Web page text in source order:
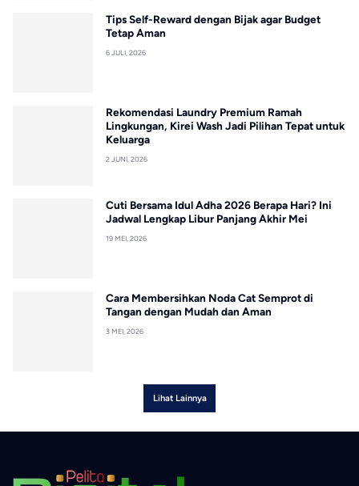
Tips Self-Reward dengan Bijak agar Budget
Tetap Aman
6 JULI, 2026
Rekomendasi Laundry Premium Ramah
Lingkungan, Kirei Wash Jadi Pilihan Tepat untuk
Keluarga
2 JUNI, 2026
Cuti Bersama Idul Adha 2026 Berapa Hari? Ini
Jadwal Lengkap Libur Panjang Akhir Mei
19 MEI, 2026
Cara Membersihkan Noda Cat Semprot di
Tangan dengan Mudah dan Aman
3 MEI, 2026
Lihat Lainnya